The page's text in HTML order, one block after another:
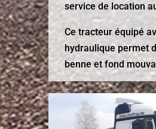
service de location
Ce tracteur équipé
hydraulique permet
benne et fond